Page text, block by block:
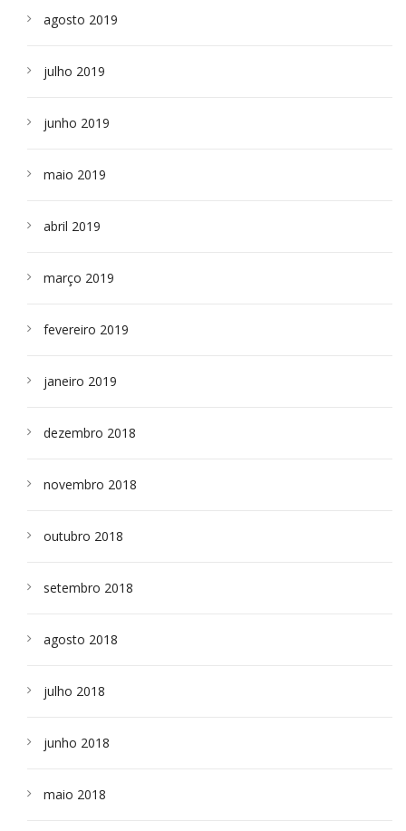
agosto 2019
julho 2019
junho 2019
maio 2019
abril 2019
março 2019
fevereiro 2019
janeiro 2019
dezembro 2018
novembro 2018
outubro 2018
setembro 2018
agosto 2018
julho 2018
junho 2018
maio 2018